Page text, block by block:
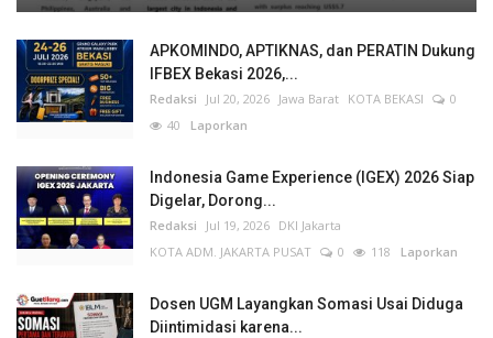
APKOMINDO, APTIKNAS, dan PERATIN Dukung
IFBEX Bekasi 2026,...
Redaksi Jul 20, 2026 Jawa Barat KOTA BEKASI
0
40 Laporkan
Indonesia Game Experience (IGEX) 2026 Siap
Digelar, Dorong...
Redaksi Jul 19, 2026 DKI Jakarta
KOTA ADM. JAKARTA PUSAT
0 118 Laporkan
Dosen UGM Layangkan Somasi Usai Diduga
Diintimidasi karena...